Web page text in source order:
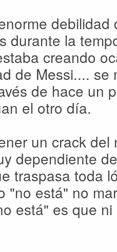
durante la
creando
de Messi.... se
de hace un
el otro día.
un crack
dependiente
traspasa toda
"no está" no
está" es que